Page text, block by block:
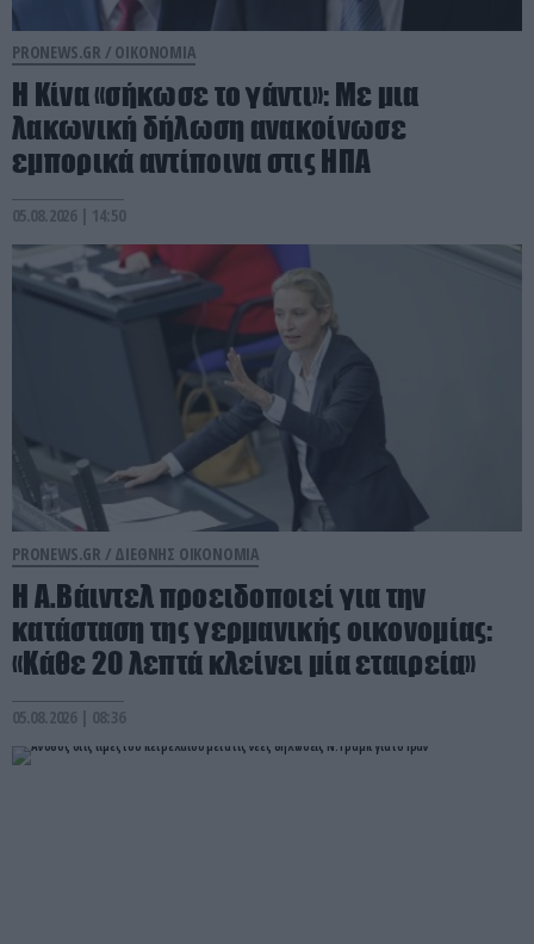
PRONEWS.GR / ΟΙΚΟΝΟΜΙΑ
Η Κίνα «σήκωσε το γάντι»: Με μια
λακωνική δήλωση ανακοίνωσε
εμπορικά αντίποινα στις ΗΠΑ
05.08.2026 | 14:50
PRONEWS.GR / ΔΙΕΘΝΗΣ ΟΙΚΟΝΟΜΙΑ
Η Α.Βάιντελ προειδοποιεί για την
κατάσταση της γερμανικής οικονομίας:
«Κάθε 20 λεπτά κλείνει μία εταιρεία»
05.08.2026 | 08:36